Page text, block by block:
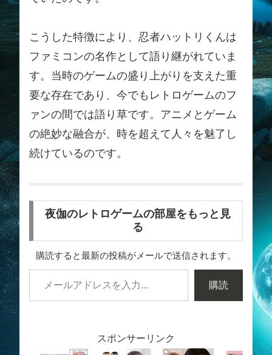
こうした特徴により、忍者ハットリくんは
ファミコンの名作として語り継がれていま
す。当時のゲームの盛り上がりを支えた重
要な存在であり、今でもレトロゲームのフ
ァンの間では語り草です。アニメとゲーム
の絶妙な融合が、時を超えて人々を魅了し
続けているのです。
夜伽のレトロゲームの部屋をもっと見
る
購読すると最新の投稿がメールで送信されます。
購読
スポンサーリンク